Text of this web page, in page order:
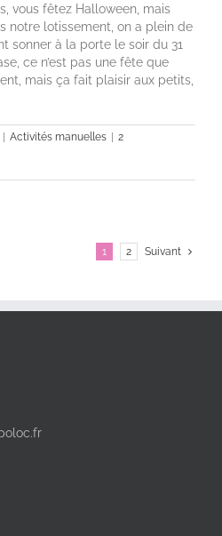
vous fêtez Halloween, mais
notre lotissement, on a plein de
sonner à la porte le soir du 31
ce n’est pas une fête que
mais ça fait plaisir aux petits,
| Activités manuelles | 2
1 2 Suivant